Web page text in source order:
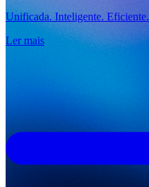
Unificada. Inteligente. Eficiente.
Ler mais